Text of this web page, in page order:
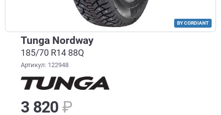
BY CORDIANT
Tunga Nordway
185/70 R14 88Q
Артикул: 122948
3 820₽